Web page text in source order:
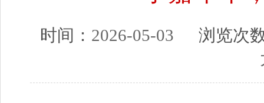
时间： 2026-05-03 浏览次